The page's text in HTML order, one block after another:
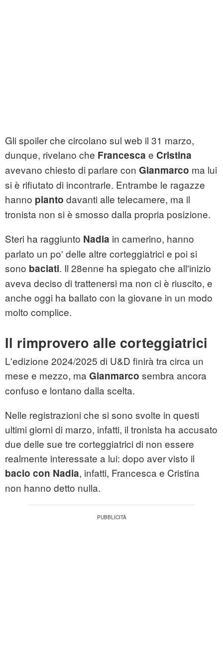
Gli spoiler che circolano sul web il 31 marzo,
dunque, rivelano che Francesca e Cristina
avevano chiesto di parlare con Gianmarco ma lui
si è rifiutato di incontrarle. Entrambe le ragazze
hanno pianto davanti alle telecamere, ma il
tronista non si è smosso dalla propria posizione.
Steri ha raggiunto Nadia in camerino, hanno
parlato un po' delle altre corteggiatrici e poi si
sono baciati. Il 28enne ha spiegato che all'inizio
aveva deciso di trattenersi ma non ci è riuscito, e
anche oggi ha ballato con la giovane in un modo
molto complice.
Il rimprovero alle corteggiatrici
L'edizione 2024/2025 di U&D finirà tra circa un
mese e mezzo, ma Gianmarco sembra ancora
confuso e lontano dalla scelta.
Nelle registrazioni che si sono svolte in questi
ultimi giorni di marzo, infatti, il tronista ha accusato
due delle sue tre corteggiatrici di non essere
realmente interessate a lui: dopo aver visto il
bacio con Nadia, infatti, Francesca e Cristina
non hanno detto nulla.